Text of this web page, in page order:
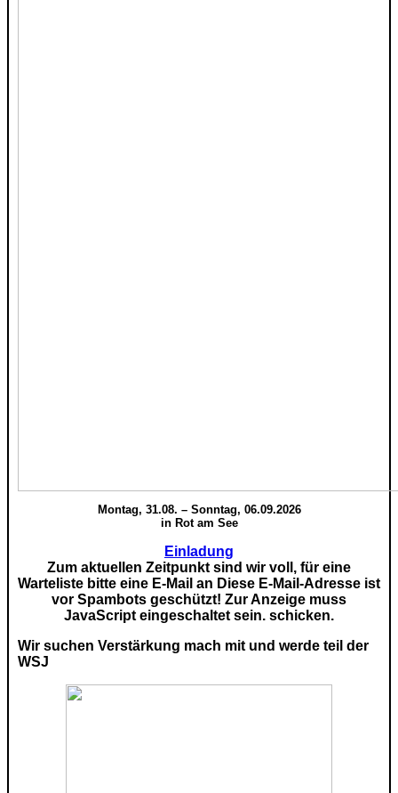
Montag, 31.08. – Sonntag, 06.09.2026
in Rot am See
Einladung
Zum aktuellen Zeitpunkt sind wir voll, für eine
Warteliste bitte eine E-Mail an Diese E-Mail-Adresse ist
vor Spambots geschützt! Zur Anzeige muss
JavaScript eingeschaltet sein. schicken.
Wir suchen Verstärkung mach mit und werde teil der
WSJ